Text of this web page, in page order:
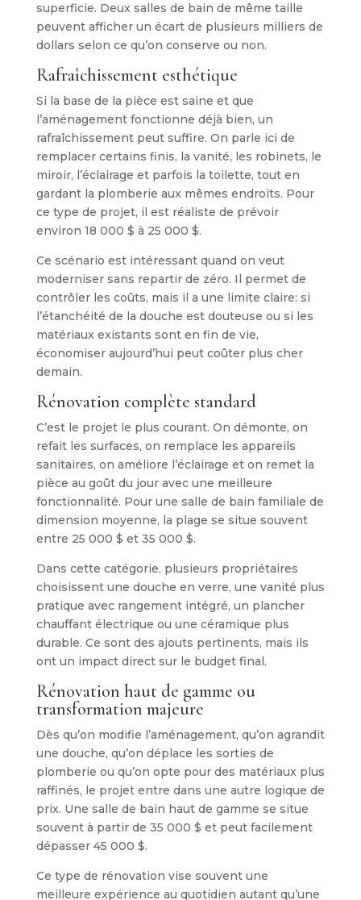
superficie. Deux salles de bain de même taille
peuvent afficher un écart de plusieurs milliers de
dollars selon ce qu’on conserve ou non.
Rafraîchissement esthétique
Si la base de la pièce est saine et que
l’aménagement fonctionne déjà bien, un
rafraîchissement peut suffire. On parle ici de
remplacer certains finis, la vanité, les robinets, le
miroir, l’éclairage et parfois la toilette, tout en
gardant la plomberie aux mêmes endroits. Pour
ce type de projet, il est réaliste de prévoir
environ 18 000 $ à 25 000 $.
Ce scénario est intéressant quand on veut
moderniser sans repartir de zéro. Il permet de
contrôler les coûts, mais il a une limite claire: si
l’étanchéité de la douche est douteuse ou si les
matériaux existants sont en fin de vie,
économiser aujourd’hui peut coûter plus cher
demain.
Rénovation complète standard
C’est le projet le plus courant. On démonte, on
refait les surfaces, on remplace les appareils
sanitaires, on améliore l’éclairage et on remet la
pièce au goût du jour avec une meilleure
fonctionnalité. Pour une salle de bain familiale de
dimension moyenne, la plage se situe souvent
entre 25 000 $ et 35 000 $.
Dans cette catégorie, plusieurs propriétaires
choisissent une douche en verre, une vanité plus
pratique avec rangement intégré, un plancher
chauffant électrique ou une céramique plus
durable. Ce sont des ajouts pertinents, mais ils
ont un impact direct sur le budget final.
Rénovation haut de gamme ou
transformation majeure
Dès qu’on modifie l’aménagement, qu’on agrandit
une douche, qu’on déplace les sorties de
plomberie ou qu’on opte pour des matériaux plus
raffinés, le projet entre dans une autre logique de
prix. Une salle de bain haut de gamme se situe
souvent à partir de 35 000 $ et peut facilement
dépasser 45 000 $.
Ce type de rénovation vise souvent une
meilleure expérience au quotidien autant qu’une